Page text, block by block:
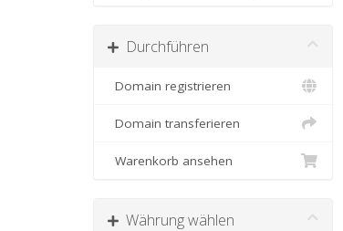
Durchführen
Domain registrieren
Domain transferieren
Warenkorb ansehen
Währung wählen